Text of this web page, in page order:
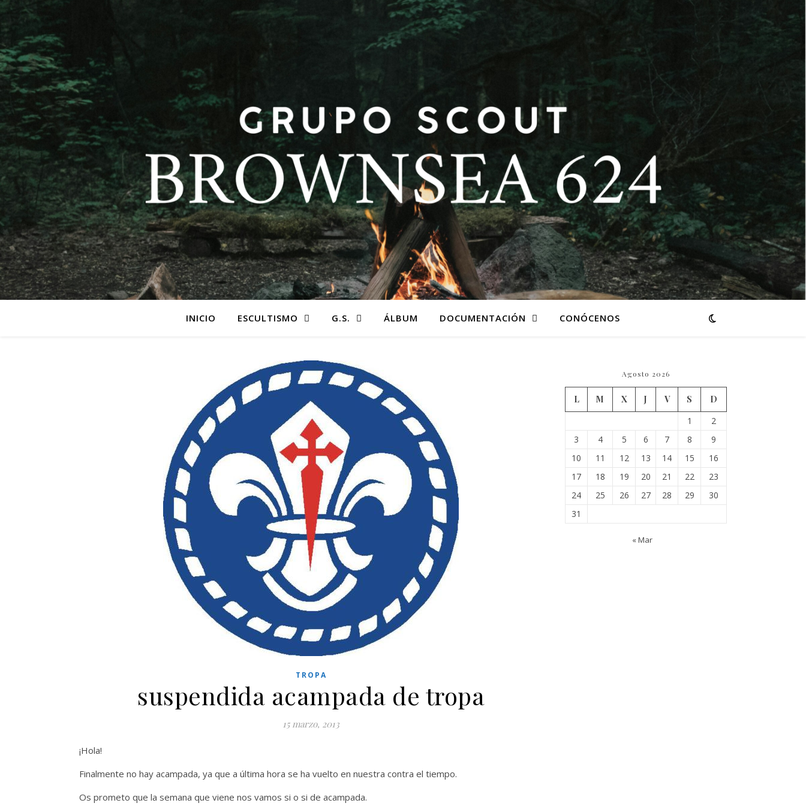
INICIO ESCULTISMO G.S. ÁLBUM DOCUMENTACIÓN CONÓCENOS
TROPA
suspendida acampada de tropa
15 marzo, 2013
¡Hola!
Finalmente no hay acampada, ya que a última hora se ha vuelto en nuestra contra el tiempo.
Os prometo que la semana que viene nos vamos si o si de acampada.
Agosto 2026
L M X J V S
D
1
2
3
4 5 6 7 8
9
10
11 12 13 14 15
16
17
18 19 20 21 22
23
24
25 26 27 28 29
30
31
« Mar